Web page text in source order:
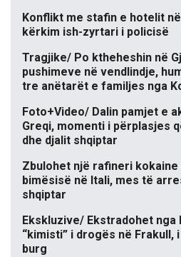
Konflikt me stafin e hotelit
kërkim ish-zyrtari i policisë
Tragjike/ Po ktheheshin në
pushimeve në vendlindje,
tre anëtarët e familjes nga
Foto+Video/ Dalin pamjet e
Greqi, momenti i përplasjes
dhe djalit shqiptar
Zbulohet një rafineri
bimësisë në Itali, mes të
shqiptar
Ekskluzive/ Ekstradohet nga
“kimisti” i drogës në Frakull,
burg